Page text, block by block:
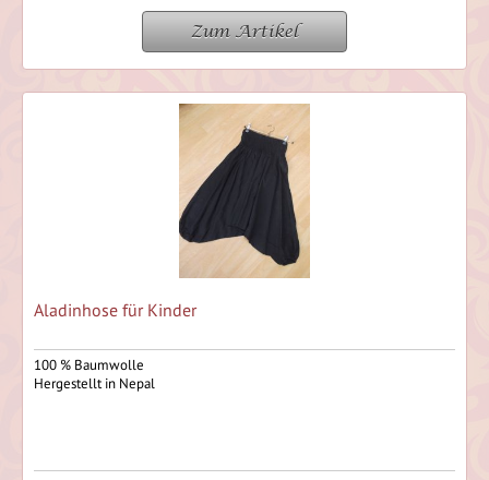
Zum Artikel
Aladinhose für Kinder
100 % Baumwolle
Hergestellt in Nepal